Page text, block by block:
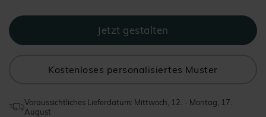
Kostenloses personalisiertes Muster
Voraussichtliches Lieferdatum: Mittwoch, 12. - Montag, 17.
August